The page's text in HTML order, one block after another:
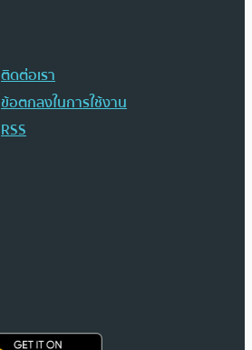
ติดต่อเรา
ข้อตกลงในการใช้งาน
RSS